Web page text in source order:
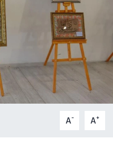
A- A+